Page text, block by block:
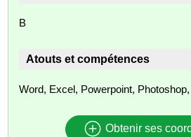
B
Atouts et compétences
Word, Excel, Powerpoint,
Obtenir ses